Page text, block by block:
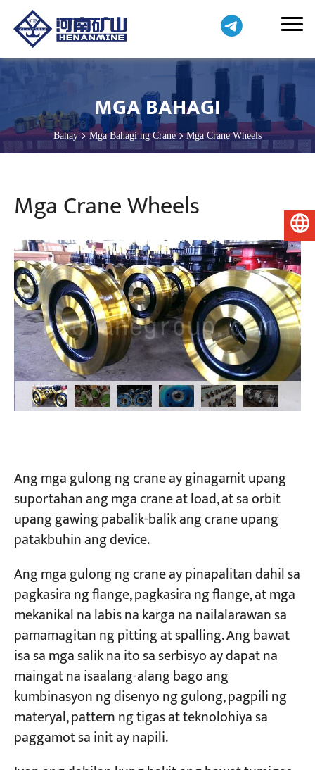
Mga Proyekto
Mga Blog
Balita
Mga Aplikasyon
Tungkol sa atin
Makipag-ugnayan sa amin
MGA BAHAGI
Bahay Mga Bahagi ng Crane Mga Crane Wheels
Mga Crane Wheels
Ang mga gulong ng crane ay ginagamit upang
suportahan ang mga crane at load, at sa orbit
upang gawing pabalik-balik ang crane upang
patakbuhin ang device.
Ang mga gulong ng crane ay pinapalitan dahil sa
pagkasira ng flange, pagkasira ng flange, at mga
mekanikal na labis na karga na nailalarawan sa
pamamagitan ng pitting at spalling. Ang bawat
isa sa mga salik na ito sa serbisyo ay dapat na
maingat na isaalang-alang bago ang
kumbinasyon ng disenyo ng gulong, pagpili ng
materyal, pattern ng tigas at teknolohiya sa
paggamot sa init ay napili.
Pilipino